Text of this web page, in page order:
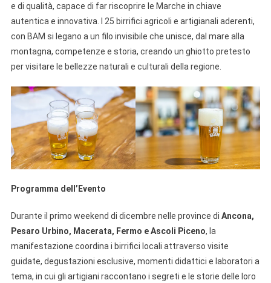
e di qualità, capace di far riscoprire le Marche in chiave
autentica e innovativa. I 25 birrifici agricoli e artigianali aderenti,
con BAM si legano a un filo invisibile che unisce, dal mare alla
montagna, competenze e storia, creando un ghiotto pretesto
per visitare le bellezze naturali e culturali della regione.
Programma dell’Evento
Durante il primo weekend di dicembre nelle province di Ancona,
Pesaro Urbino, Macerata, Fermo e Ascoli Piceno, la
manifestazione coordina i birrifici locali attraverso visite
guidate, degustazioni esclusive, momenti didattici e laboratori a
tema, in cui gli artigiani raccontano i segreti e le storie delle loro